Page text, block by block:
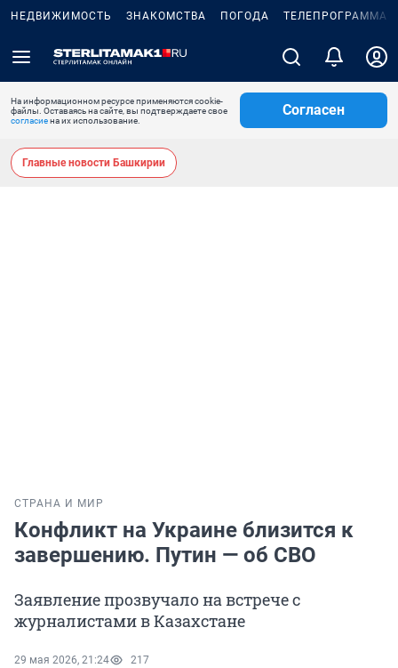
НЕДВИЖИМОСТЬ ЗНАКОМСТВА ПОГОДА ТЕЛЕПРОГРАММА
На информационном ресурсе применяются cookie-
файлы. Оставаясь на сайте, вы подтверждаете свое
согласиена их использование.
Согласен
Главные новости Башкирии
СТРАНА И МИР
Конфликт на Украине близится к
завершению. Путин — об СВО
Заявление прозвучало на встрече с
журналистами в Казахстане
29 мая 2026, 21:24 217